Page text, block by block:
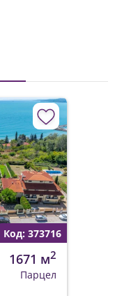
Код: 373716
1671 м2
Парцел